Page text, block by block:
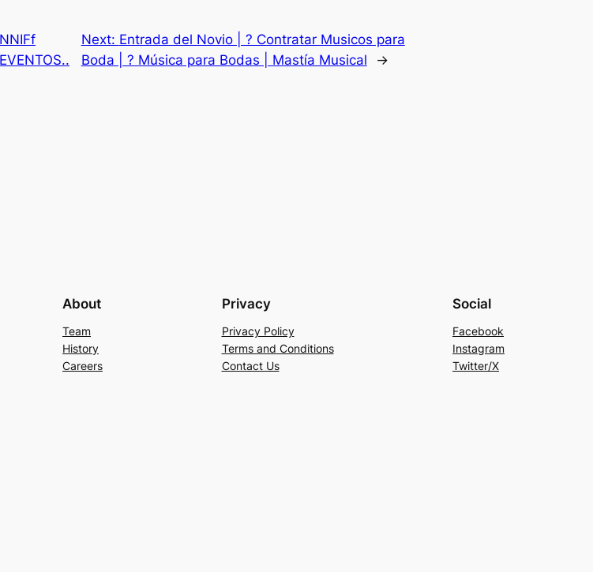
Next: Entrada del Novio | ? Contratar Musicos para
Boda | ? Música para Bodas | Mastía Musical
→
About
Team
History
Careers
Privacy
Privacy Policy
Terms and Conditions
Contact Us
Social
Facebook
Instagram
Twitter/X